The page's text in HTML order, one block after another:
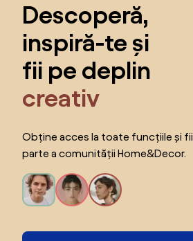
Descoperă,
inspiră-te și
fii pe deplin
creativ
Obține acces la toate funcțiile și fii
parte a comunității Home&Decor.